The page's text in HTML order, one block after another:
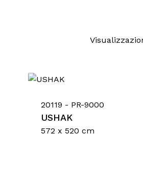
20119 - PR-9000
USHAK
572 x 520 cm